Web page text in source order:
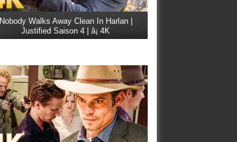
Nobody Walks Away Clean In Harlan |
Justified Saison 4 | â¡ 4K